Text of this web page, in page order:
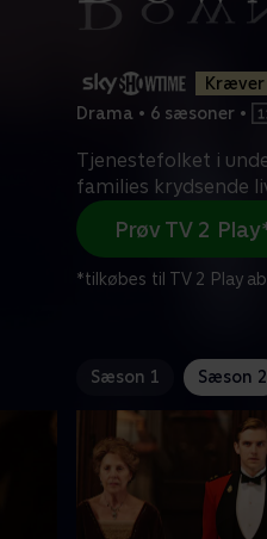
Kræver
Drama • 6 sæsoner •
Tjenestefolket i
families krydsende
Prøv TV 2
*tilkøbes til TV 2 Play
Sæson 1 Sæson 2